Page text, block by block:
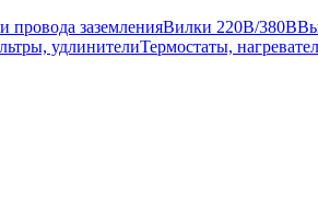
заземленияВилки 220В/380В
удлинителиТермостаты,